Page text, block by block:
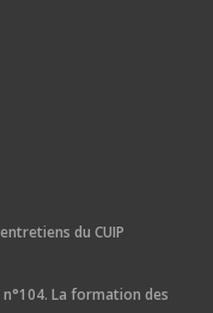
du CUIP
La formation des